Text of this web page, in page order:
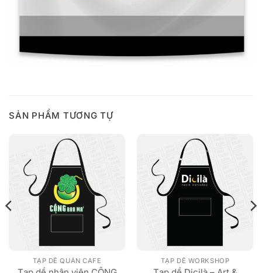
SẢN PHẨM TƯƠNG TỰ
TẠP DỀ QUÁN CAFE TẠP DỀ WORKSHOP